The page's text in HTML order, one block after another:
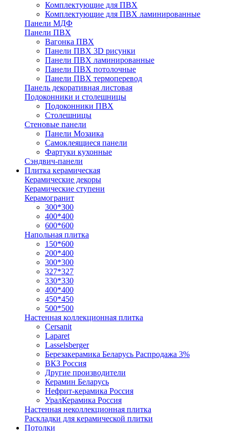
Комплектующие для ПВХ
Комплектующие для ПВХ ламинированные
Панели МДФ
Панели ПВХ
Вагонка ПВХ
Панели ПВХ 3D рисунки
Панели ПВХ ламинированные
Панели ПВХ потолочные
Панели ПВХ термоперевод
Панель декоративная листовая
Подоконники и столешницы
Подоконники ПВХ
Столешницы
Стеновые панели
Панели Мозаика
Самоклеящиеся панели
Фартуки кухонные
Сэндвич-панели
Плитка керамическая
Керамические декоры
Керамические ступени
Керамогранит
300*300
400*400
600*600
Напольная плитка
150*600
200*400
300*300
327*327
330*330
400*400
450*450
500*500
Настенная коллекционная плитка
Cersanit
Laparet
Lasselsberger
Березакерамика Беларусь Распродажа 3%
ВКЗ Россия
Другие производители
Керамин Беларусь
Нефрит-керамика Россия
УралКерамика Россия
Настенная неколлекционная плитка
Раскладки для керамической плитки
Потолки